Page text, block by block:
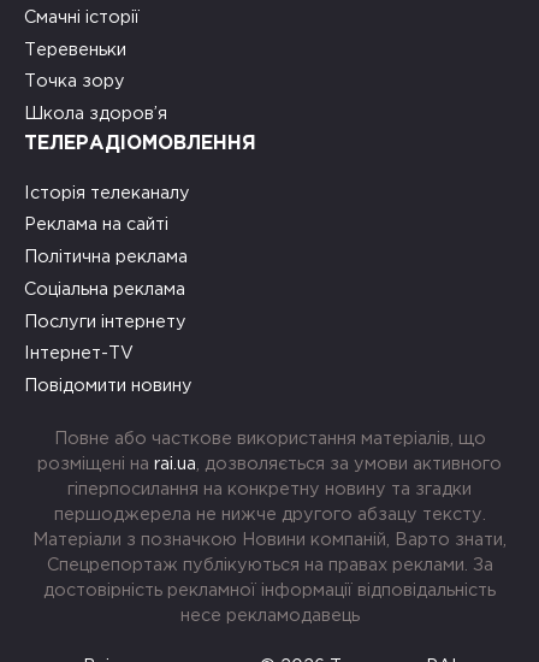
Смачні історії
Теревеньки
Точка зору
Школа здоров’я
ТЕЛЕРАДІОМОВЛЕННЯ
Історія телеканалу
Реклама на сайті
Політична реклама
Соціальна реклама
Послуги інтернету
Інтернет-TV
Повідомити новину
Повне або часткове використання матеріалів, що
розміщені на rai.ua , дозволяється за умови активного
гіперпосилання на конкретну новину та згадки
першоджерела не нижче другого абзацу тексту.
Матеріали з позначкою Новини компаній, Варто знати,
Спецрепортаж публікуються на правах реклами. За
достовірність рекламної інформації відповідальність
несе рекламодавець